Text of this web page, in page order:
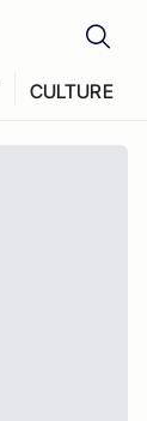
CULTURE